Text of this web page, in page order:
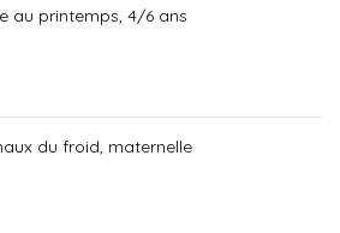
au printemps, 4/6 ans
du froid, maternelle